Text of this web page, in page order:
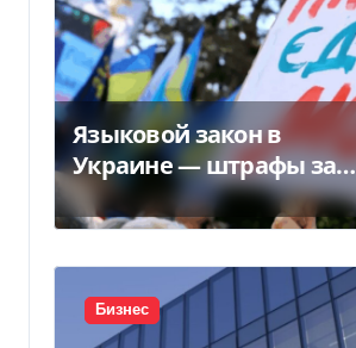
Языковой закон в
Украине — штрафы за
нарушение вырастут до
170 тысяч
Бизнес